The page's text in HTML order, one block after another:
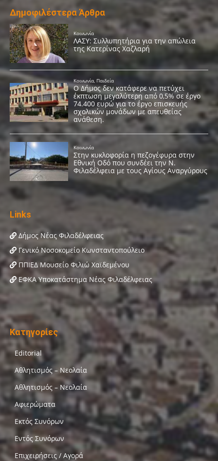
Δημοφιλέστερα Άρθρα
Links
Δήμος Νέας Φιλαδέλφειας
Γενικό Νοσοκομείο Κωνσταντοπούλειο
ΠΠΙΕΔ Μουσείο Φιλιώ Χαϊδεμένου
ΕΦΚΑ Υποκατάστημα Νέας Φιλαδέλφειας
Κατηγορίες
Editorial
Αθλητισμός – Νεολαία
Αθλητισμός – Νεολαία
Αφιερώματα
Εκτός Συνόρων
Εντός Συνόρων
Επιχειρήσεις / Αγορά